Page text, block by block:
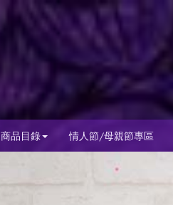
商品目錄 情人節/母親節專區